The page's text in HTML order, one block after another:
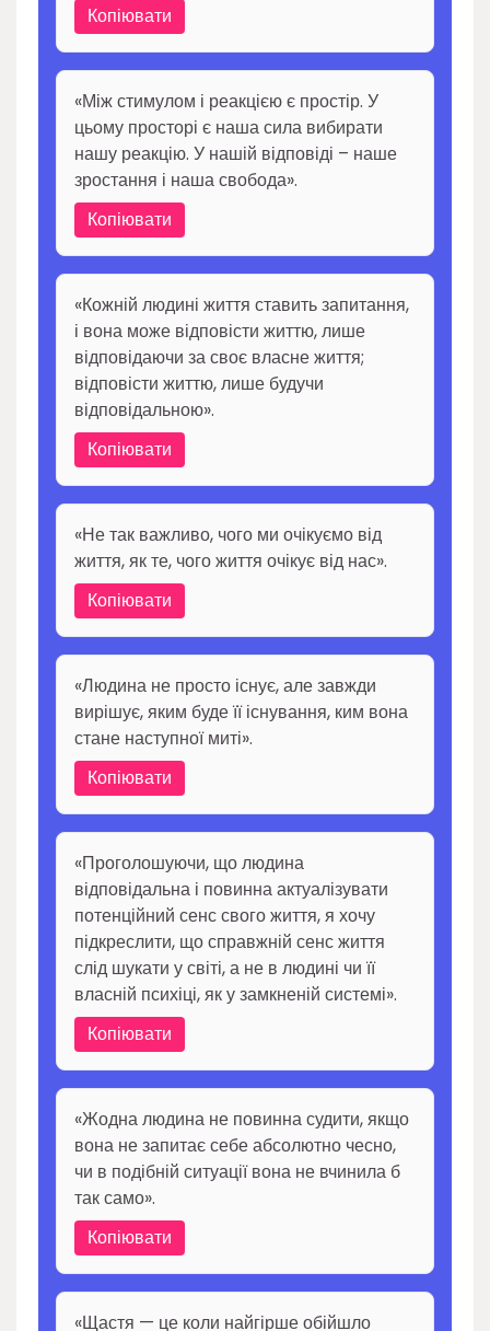
Копіювати
«Між стимулом і реакцією є простір. У
цьому просторі є наша сила вибирати
нашу реакцію. У нашій відповіді – наше
зростання і наша свобода».
Копіювати
«Кожній людині життя ставить запитання,
і вона може відповісти життю, лише
відповідаючи за своє власне життя;
відповісти життю, лише будучи
відповідальною».
Копіювати
«Не так важливо, чого ми очікуємо від
життя, як те, чого життя очікує від нас».
Копіювати
«Людина не просто існує, але завжди
вирішує, яким буде її існування, ким вона
стане наступної миті».
Копіювати
«Проголошуючи, що людина
відповідальна і повинна актуалізувати
потенційний сенс свого життя, я хочу
підкреслити, що справжній сенс життя
слід шукати у світі, а не в людині чи її
власній психіці, як у замкненій системі».
Копіювати
«Жодна людина не повинна судити, якщо
вона не запитає себе абсолютно чесно,
чи в подібній ситуації вона не вчинила б
так само».
Копіювати
«Щастя — це коли найгірше обійшло